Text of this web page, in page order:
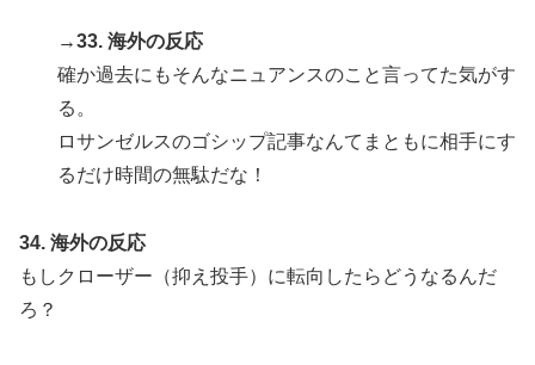
→33. 海外の反応
確か過去にもそんなニュアンスのこと言ってた気がす
る。
ロサンゼルスのゴシップ記事なんてまともに相手にす
るだけ時間の無駄だな！
34. 海外の反応
もしクローザー（抑え投手）に転向したらどうなるんだ
ろ？